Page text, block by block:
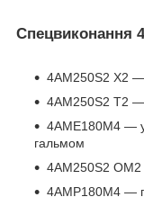
Спецвиконання
4АМ250S2 Х2 ―
4АМ250S2 Т2 ―
4АМЕ180М4 ―
гальмом
4АМ250S2 ОМ2
4АМР180М4 ―